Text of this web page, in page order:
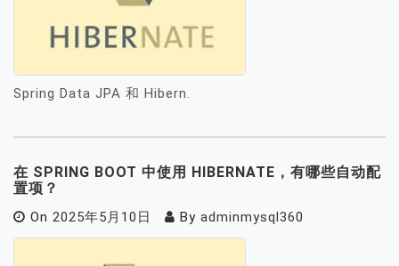
Spring Data JPA 和 Hibern.
在 SPRING BOOT 中使用 HIBERNATE，有哪些自动配
置项？
On 2025年5月10日 By adminmysql360